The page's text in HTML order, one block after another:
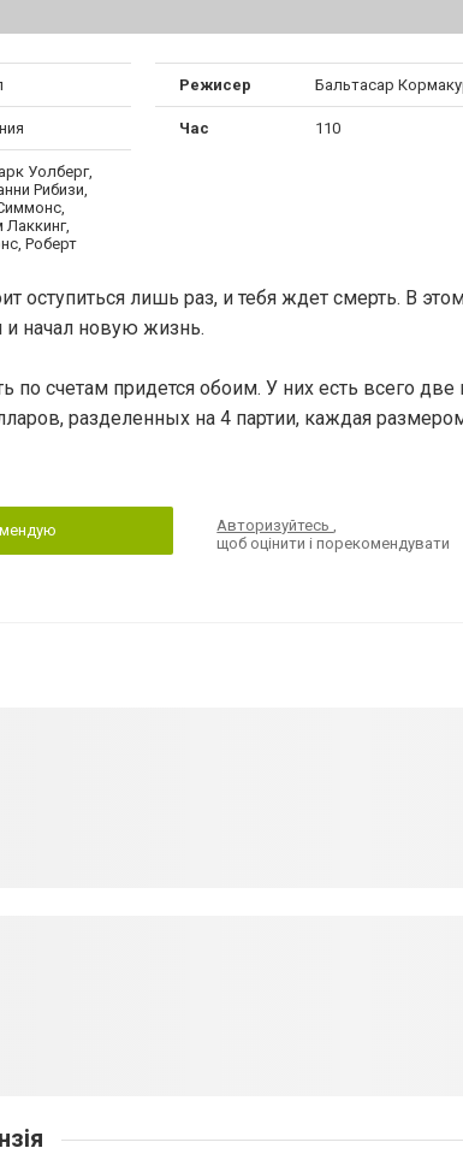
Уолберг,
Рибизи,
Лаккинг,
Роберт
Режисер Бальтасар
Час 110
оступиться лишь раз, и тебя ждет смерть. В
начал новую жизнь.
по счетам придется обоим. У них есть всего две
разделенных на 4 партии, каждая
Авторизуйтесь
щоб оцінити і порекомендувати